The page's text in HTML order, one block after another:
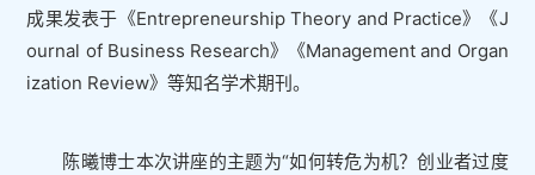
成果发表于《Entrepreneurship Theory and Practice》《J
ournal of Business Research》《Management and Organ
ization Review》等知名学术期刊。
陈曦博士本次讲座的主题为“如何转危为机？创业者过度